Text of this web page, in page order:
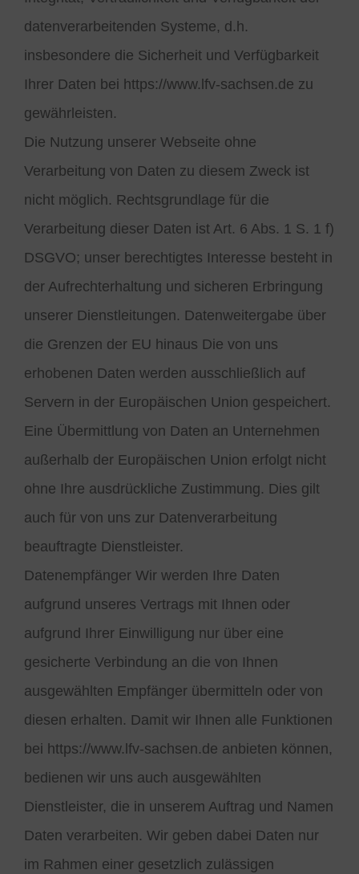
datenverarbeitenden Systeme, d.h.
insbesondere die Sicherheit und Verfügbarkeit
Ihrer Daten bei https://www.lfv-sachsen.de zu
gewährleisten.
Die Nutzung unserer Webseite ohne
Verarbeitung von Daten zu diesem Zweck ist
nicht möglich. Rechtsgrundlage für die
Verarbeitung dieser Daten ist Art. 6 Abs. 1 S. 1 f)
DSGVO; unser berechtigtes Interesse besteht in
der Aufrechterhaltung und sicheren Erbringung
unserer Dienstleitungen. Datenweitergabe über
die Grenzen der EU hinaus Die von uns
erhobenen Daten werden ausschließlich auf
Servern in der Europäischen Union gespeichert.
Eine Übermittlung von Daten an Unternehmen
außerhalb der Europäischen Union erfolgt nicht
ohne Ihre ausdrückliche Zustimmung. Dies gilt
auch für von uns zur Datenverarbeitung
beauftragte Dienstleister.
Datenempfänger Wir werden Ihre Daten
aufgrund unseres Vertrags mit Ihnen oder
aufgrund Ihrer Einwilligung nur über eine
gesicherte Verbindung an die von Ihnen
ausgewählten Empfänger übermitteln oder von
diesen erhalten. Damit wir Ihnen alle Funktionen
bei https://www.lfv-sachsen.de anbieten können,
bedienen wir uns auch ausgewählten
Dienstleister, die in unserem Auftrag und Namen
Daten verarbeiten. Wir geben dabei Daten nur
im Rahmen einer gesetzlich zulässigen